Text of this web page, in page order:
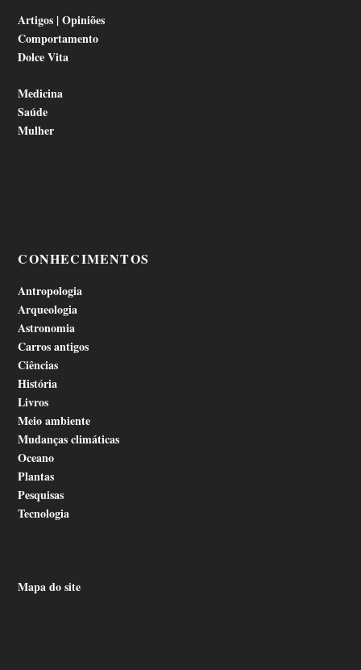
Artigos | Opiniões
Comportamento
Dolce Vita
Medicina
Saúde
Mulher
CONHECIMENTOS
Antropologia
Arqueologia
Astronomia
Carros antigos
Ciências
História
Livros
Meio ambiente
Mudanças climáticas
Oceano
Plantas
Pesquisas
Tecnologia
Mapa do site